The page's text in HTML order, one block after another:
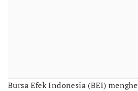
Bursa Efek Indonesia (BEI)